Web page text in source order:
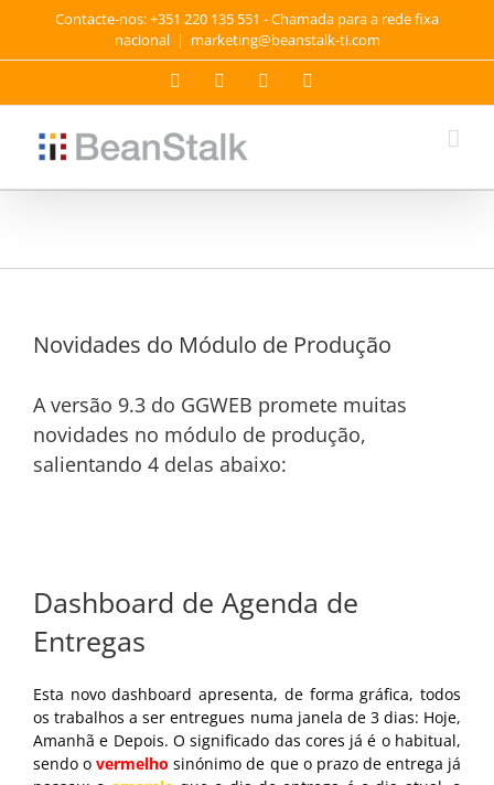
content
Contacte-nos: +351 220 135 551 - Chamada para a rede fixa
nacional | marketing@beanstalk-ti.com
FacebookTwitter YouTube
Novidades do Módulo de Produção
A versão 9.3 do GGWEB promete muitas
novidades no módulo de produção,
salientando 4 delas abaixo:
Dashboard de Agenda de
Entregas
Esta novo dashboard apresenta, de forma gráfica, todos
os trabalhos a ser entregues numa janela de 3 dias: Hoje,
Amanhã e Depois. O significado das cores já é o habitual,
sendo overmelho sinónimo de que o prazo de entrega já